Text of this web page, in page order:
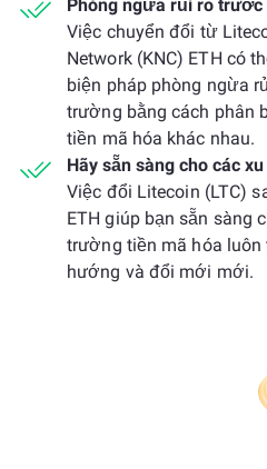
Phòng ngừa rủi ro
Việc chuyển đổi từ
Network (KNC) ETH có
biện pháp phòng ngừa
trường bằng cách phân
tiền mã hóa khác nhau.
Hãy sẵn sàng cho các
Việc đổi Litecoin (LTC)
ETH giúp bạn sẵn sàng
trường tiền mã hóa luôn
hướng và đổi mới mới.